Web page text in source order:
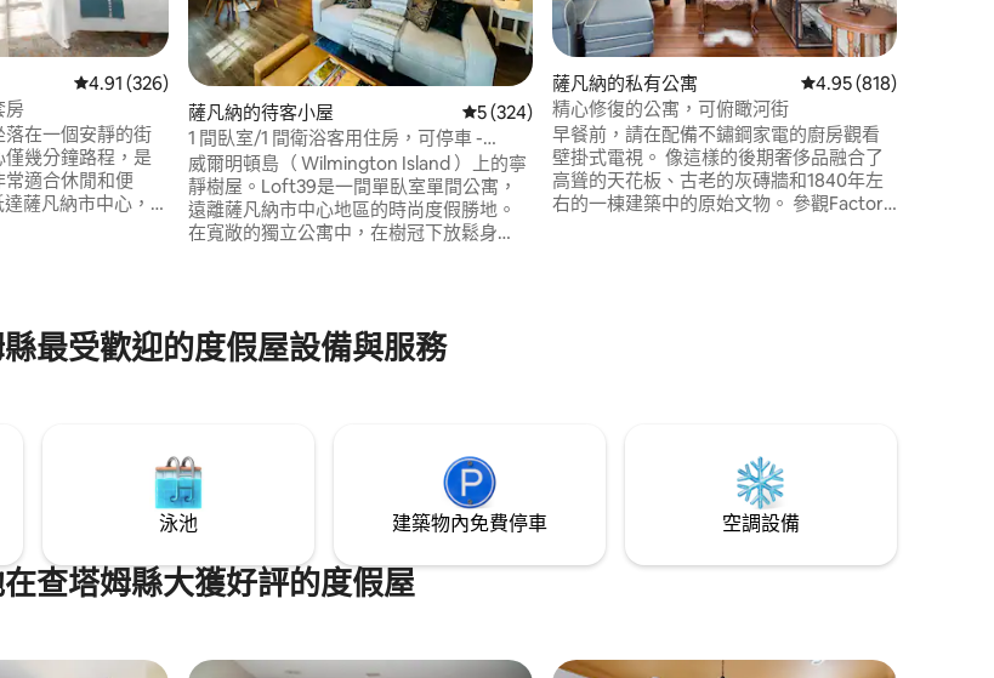
滿分 5 分）
從 326 則評價中獲得 4.91 的平均評分（滿分 5 分）
4.91 (326)
房
在一個安靜的街
幾分鐘路程，是
適合休閒和便
薩凡納市中心，開
非常適合週末放鬆
薩凡納的待客小屋 從 324 則評價中獲得 5 的平均評分（滿分 5 分）
5 (324)
1 間臥室/1 間衛浴客用住房，可停車 -
loft39
威爾明頓島（ Wilmington Island ）上的寧
靜樹屋。Loft39是一間單臥室單間公寓，
遠離薩凡納市中心地區的時尚度假勝地。
在寬敞的獨立公寓中，在樹冠下放鬆身
淋浴間的全瓷磚衛浴、獨立起居空間和用
餐空間，以及海灘用品！ 包含私人街邊停
車位。 執照號碼OTC-023656
薩凡納的私有公寓 從 818 則評價中獲得
4.95 (818)
精心修復的公寓，可俯瞰河街
早餐前，請在配備不鏽鋼家電的廚房觀看
壁掛式電視。 像這樣的後期奢侈品融合了
高聳的天花板、古老的灰磚牆和1840年左
右的一棟建築中的原始文物。 參觀Factor's
最受歡迎的度假屋設備與服務
泳池 建築物內免費停車 空調設備
查塔姆縣大獲好評的度假屋